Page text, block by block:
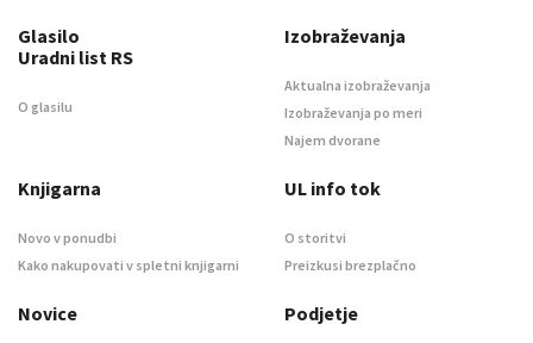
Glasilo
Uradni list RS
O glasilu
Izobraževanja
Aktualna izobraževanja
Izobraževanja po meri
Najem dvorane
Knjigarna
Novo v ponudbi
Kako nakupovati v spletni knjigarni
UL info tok
O storitvi
Preizkusi brezplačno
Novice Podjetje